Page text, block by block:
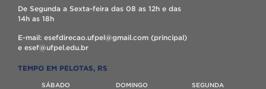
De Segunda a Sexta-feira das 08 as 12h e das
14h as 18h
E-mail: esefdirecao.ufpel@gmail.com (principal)
e esef@ufpel.edu.br
TEMPO EM PELOTAS, RS
SÁBADO DOMINGO SEGUNDA